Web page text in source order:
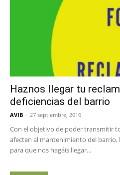
Haznos llegar tu
deficiencias del barrio
AVIB - 27 septiembre, 2016
Con el objetivo de poder transmitir
afecten al mantenimiento del
para que nos hagáis llegar...